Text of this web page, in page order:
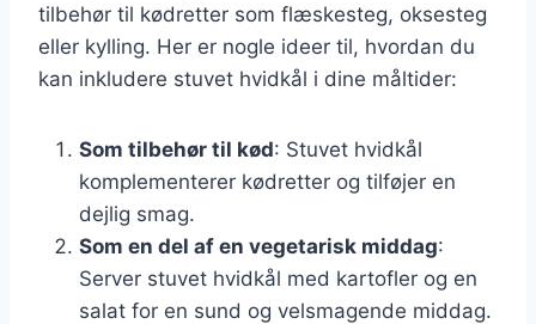
tilbehør til kødretter som flæskesteg, oksesteg
eller kylling. Her er nogle ideer til, hvordan du
kan inkludere stuvet hvidkål i dine måltider:
Som tilbehør til kød: Stuvet hvidkål
komplementerer kødretter og tilføjer en
dejlig smag.
Som en del af en vegetarisk middag:
Server stuvet hvidkål med kartofler og en
salat for en sund og velsmagende middag.